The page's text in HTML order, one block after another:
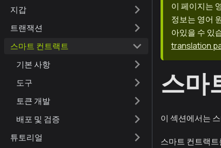
지갑
트랜잭션
스마트 컨트랙트
기본 사항
도구
토큰 개발
배포 및 검증
튜토리얼
이 페이지는
정보는 영어
아있을 수 있
translation
스마
이 섹션에서는
스마트 컨트랙